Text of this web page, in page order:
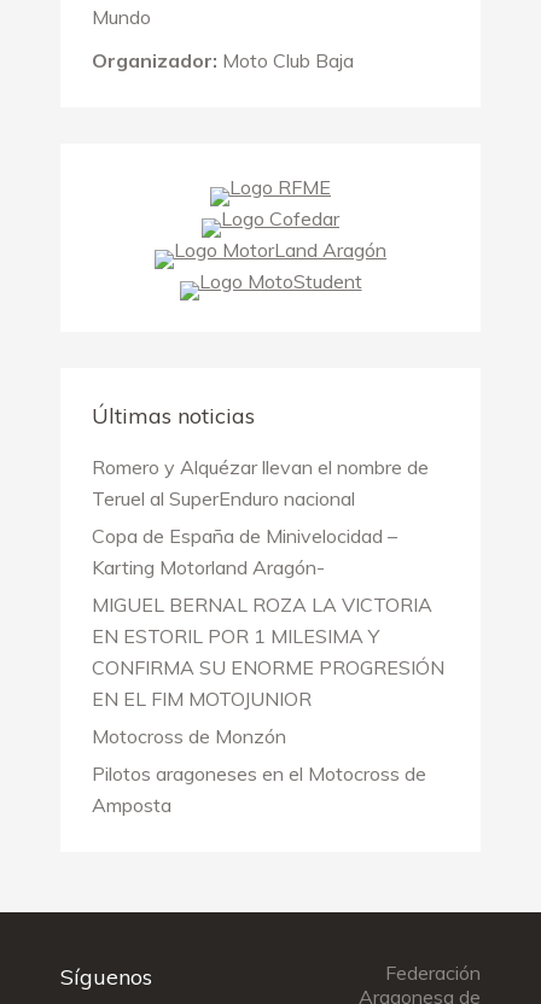
Mundo
Organizador: Moto Club Baja
Últimas noticias
Romero y Alquézar llevan el nombre de
Teruel al SuperEnduro nacional
Copa de España de Minivelocidad –
Karting Motorland Aragón-
MIGUEL BERNAL ROZA LA VICTORIA
EN ESTORIL POR 1 MILESIMA Y
CONFIRMA SU ENORME PROGRESIÓN
EN EL FIM MOTOJUNIOR
Motocross de Monzón
Pilotos aragoneses en el Motocross de
Amposta
Síguenos
Federación
Aragonesa de